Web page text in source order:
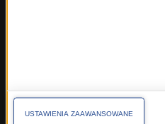
Skontaktuj się
USTAWIENIA ZAAWANSOWANE